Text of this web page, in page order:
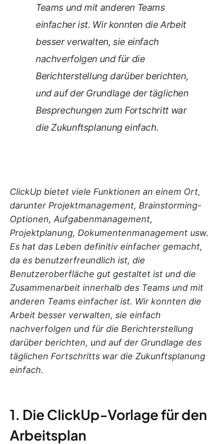
Teams und mit anderen Teams
einfacher ist. Wir konnten die Arbeit
besser verwalten, sie einfach
nachverfolgen und für die
Berichterstellung darüber berichten,
und auf der Grundlage der täglichen
Besprechungen zum Fortschritt war
die Zukunftsplanung einfach.
ClickUp bietet viele Funktionen an einem Ort,
darunter Projektmanagement, Brainstorming-
Optionen, Aufgabenmanagement,
Projektplanung, Dokumentenmanagement usw.
Es hat das Leben definitiv einfacher gemacht,
da es benutzerfreundlich ist, die
Benutzeroberfläche gut gestaltet ist und die
Zusammenarbeit innerhalb des Teams und mit
anderen Teams einfacher ist. Wir konnten die
Arbeit besser verwalten, sie einfach
nachverfolgen und für die Berichterstellung
darüber berichten, und auf der Grundlage des
täglichen Fortschritts war die Zukunftsplanung
einfach.
1. Die ClickUp-Vorlage für den
Arbeitsplan